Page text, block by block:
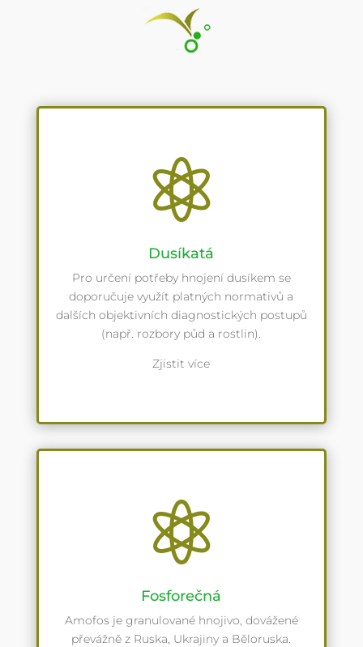

Dusíkatá
Pro určení potřeby hnojení dusíkem se
doporučuje využít platných normativů a
dalších objektivních diagnostických postupů
(např. rozbory půd a rostlin).
Zjistit více

Fosforečná
Amofos je granulované hnojivo, dovážené
převážně z Ruska, Ukrajiny a Běloruska.